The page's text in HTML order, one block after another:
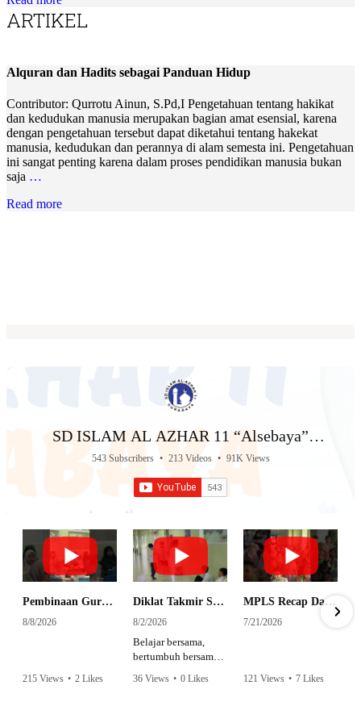
ARTIKEL
Alquran dan Hadits sebagai Panduan Hidup
Contributor: Qurrotu Ainun, S.Pd,I Pengetahuan tentang hakikat
dan kedudukan manusia merupakan bagian amat esensial, karena
dengan pengetahuan tersebut dapat diketahui tentang hakekat
manusia, kedudukan dan perannya di alam semesta ini. Pengetahuan
ini sangat penting karena dalam proses pendidikan manusia bukan
saja …
Read more
SD ISLAM AL AZHAR 11 “Alsebaya”
Surabaya
543 Subscribers • 213 Videos • 91K Views
Pembinaan Guru oleh Pengawas YPI Al Azhar🌱 #short #ytshorts #yt #guru #sekolah #surabaya #alazhar
8/8/2026
215 Views • 2 Likes
Diklat Takmir SDI Al Azhar 11 Surabaya
8/2/2026
Belajar bersama,
bertumbuh bersama,
amanah.
36 Views • 0 Likes
MPLS Recap Day 1 - SDI Al Azhar 11 Surabaya
7/21/2026
121 Views • 7 Likes